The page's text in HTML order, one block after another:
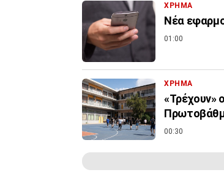
ΧΡΗΜΑ
Νέα
01:00
ΧΡΗΜΑ
«Τρέχουν»
00:30